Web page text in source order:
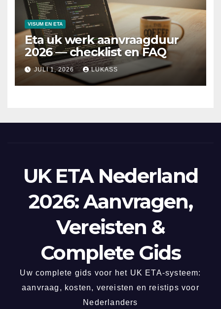
VISUM EN ETA
Eta uk werk aanvraagduur
2026 — checklist en FAQ
JULI 1, 2026 LUKASS
UK ETA Nederland
2026: Aanvragen,
Vereisten &
Complete Gids
Uw complete gids voor het UK ETA-systeem:
aanvraag, kosten, vereisten en reistips voor
Nederlanders